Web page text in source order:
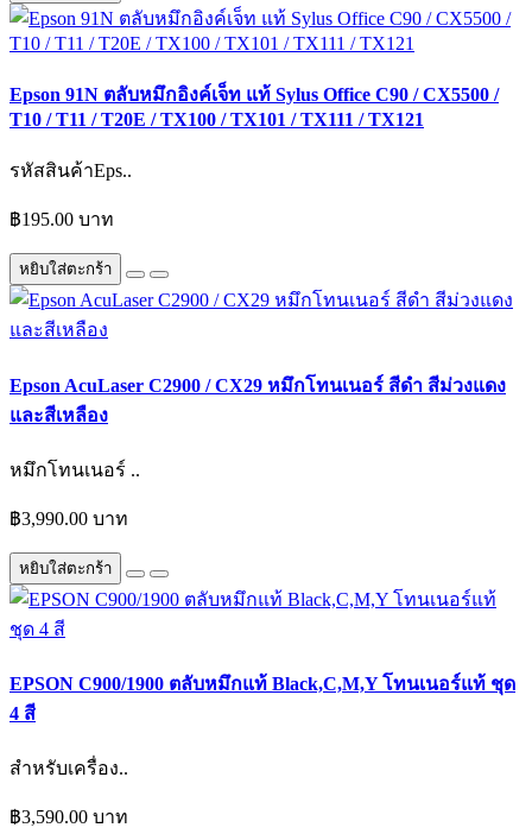
Epson 91N ตลับหมึกอิงค์เจ็ท แท้ Sylus Office C90 / CX5500 /
T10 / T11 / T20E / TX100 / TX101 / TX111 / TX121
รหัสสินค้าEps..
฿195.00 บาท
หยิบใส่ตะกร้า
Epson AcuLaser C2900 / CX29 หมึกโทนเนอร์ สีดำ สีม่วงแดง
และสีเหลือง
หมึกโทนเนอร์ ..
฿3,990.00 บาท
หยิบใส่ตะกร้า
EPSON C900/1900 ตลับหมึกแท้ Black,C,M,Y โทนเนอร์แท้ ชุด
4 สี
สำหรับเครื่อง..
฿3,590.00 บาท